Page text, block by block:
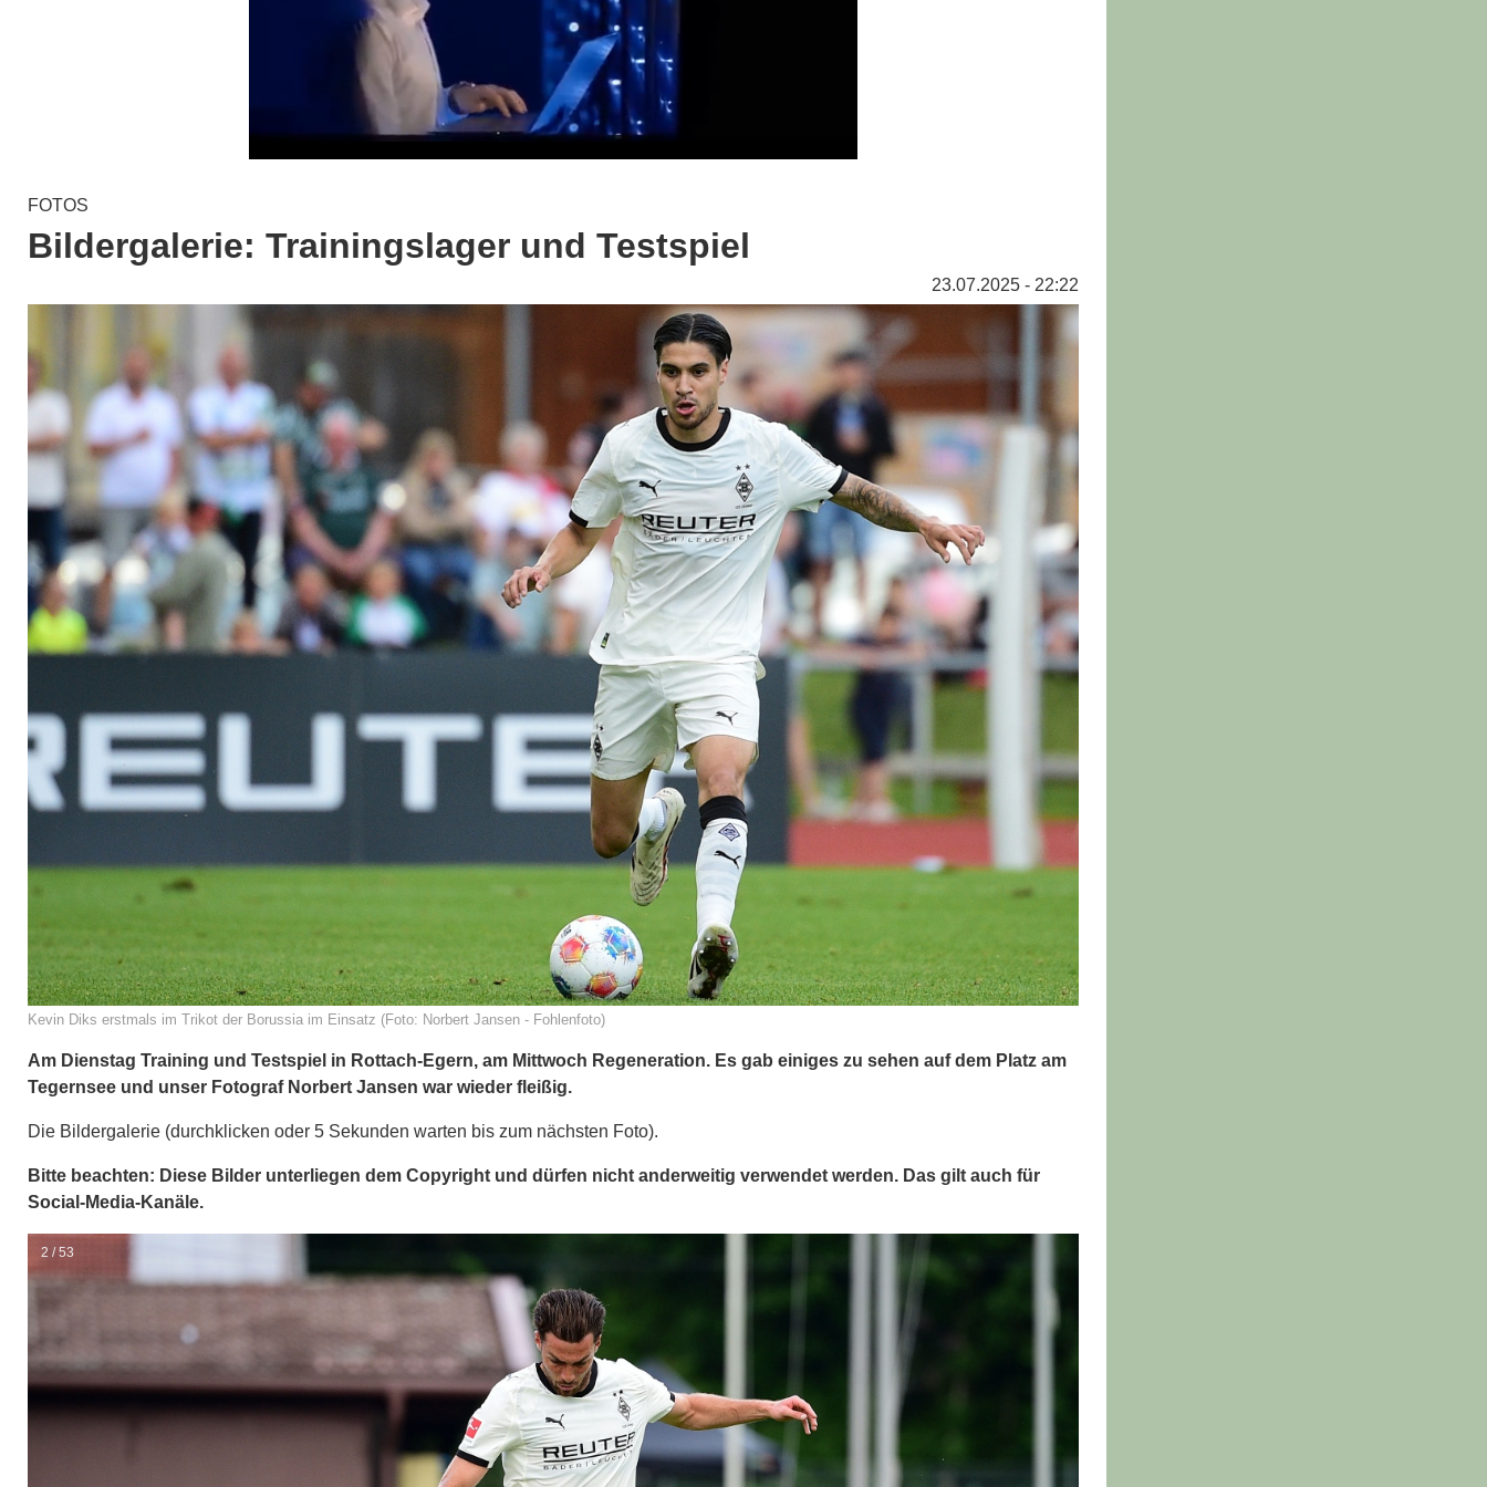
FOTOS
Bildergalerie: Trainingslager und Testspiel
23.07.2025 - 22:22
Kevin Diks erstmals im Trikot der Borussia im Einsatz (Foto: Norbert Jansen - Fohlenfoto)
Am Dienstag Training und Testspiel in Rottach-Egern, am Mittwoch Regeneration. Es gab einiges zu sehen auf dem Platz am
Tegernsee und unser Fotograf Norbert Jansen war wieder fleißig.
Die Bildergalerie (durchklicken oder 5 Sekunden warten bis zum nächsten Foto).
Bitte beachten: Diese Bilder unterliegen dem Copyright und dürfen nicht anderweitig verwendet werden. Das gilt auch für
Social-Media-Kanäle.
2 / 53